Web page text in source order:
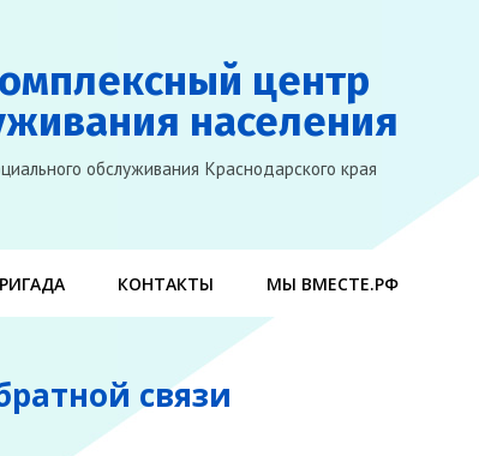
центр
населения
обслуживания Краснодарского края
КОНТАКТЫ МЫ ВМЕСТЕ.РФ
связи